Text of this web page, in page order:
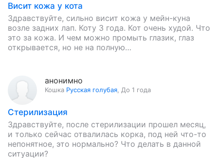
Висит кожа у кота
Здравствуйте, сильно висит кожа у мейн-куна
возле задних лап. Коту 3 года. Кот очень худой. Что
это за кожа. И чем можно промыть глазик, глаз
открывается, но не на полную…
анонимно
Кошка Русская голубая До 1 года
Стерилизация
Здравствуйте, после стерилизации прошел месяц,
и только сейчас отвалилась корка, под ней что-то
непонятное, это нормально? Что делать в данной
ситуации?